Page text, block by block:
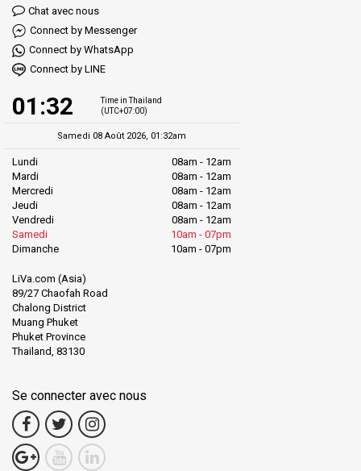
Chat avec nous
Connect by Messenger
Connect by WhatsApp
Connect by LINE
01:32
Time in Thailand
(UTC+07:00)
Samedi 08 Août 2026, 01:32am
Lundi
08am - 12am
Mardi
08am - 12am
Mercredi
08am - 12am
Jeudi
08am - 12am
Vendredi
08am - 12am
Samedi
10am - 07pm
Dimanche
10am - 07pm
LiVa.com (Asia)
89/27 Chaofah Road
Chalong District
Muang Phuket
Phuket Province
Thailand, 83130
Se connecter avec nous